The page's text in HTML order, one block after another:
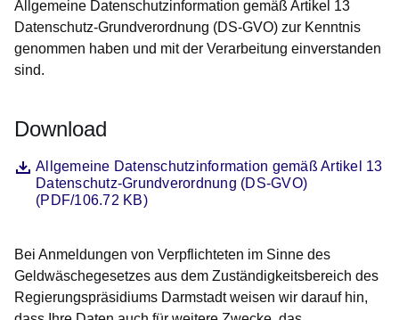
Allgemeine Datenschutzinformation gemäß Artikel 13
Datenschutz-Grundverordnung (DS-GVO) zur Kenntnis
genommen haben und mit der Verarbeitung einverstanden
sind.
Download
DateiAllgemeine Datenschutzinformation gemäß Artikel 13
Datenschutz-Grundverordnung (DS-GVO)
(PDF/106.72 KB)
Öffnet sich in einem neuen Fenster
Bei Anmeldungen von Verpflichteten im Sinne des
Geldwäschegesetzes aus dem Zuständigkeitsbereich des
Regierungspräsidiums Darmstadt weisen wir darauf hin,